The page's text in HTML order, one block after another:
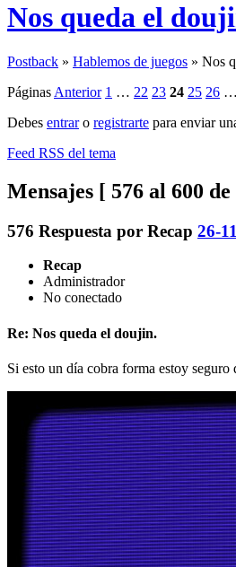
Nos queda el
Postback » Hablemos de juegos » Nos
Páginas Anterior 1 … 22 23 24 25 26 …
Debes entraro registrarte para enviar
Feed RSS del tema
Mensajes [ 576 al 600 de
576 Respuesta por Recap 26-
Recap
Administrador
No conectado
Re: Nos queda el doujin.
Si esto un día cobra forma estoy